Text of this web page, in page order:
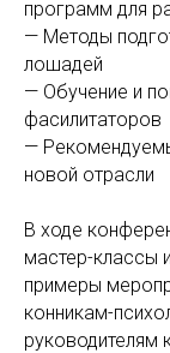
программ для
— Методы
лошадей
— Обучение и
фасилитаторов
—
новой отрасли
В ходе
мастер-классы
примеры
конникам-
руководителям